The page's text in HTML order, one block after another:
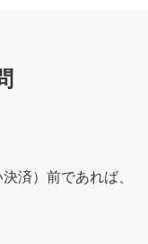
済）前であれば、